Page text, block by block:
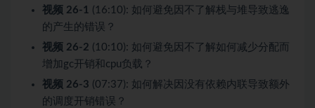
视频 26-1
(16:10): 如何避免因不了解栈与堆导致逃逸
的产生的错误？
视频 26-2 (10:10): 如何避免因不了解如何减少分配而
增加gc开销和cpu负载？
视频 26-3 (07:37): 如何解决因没有依赖内联导致额外
的调度开销错误？